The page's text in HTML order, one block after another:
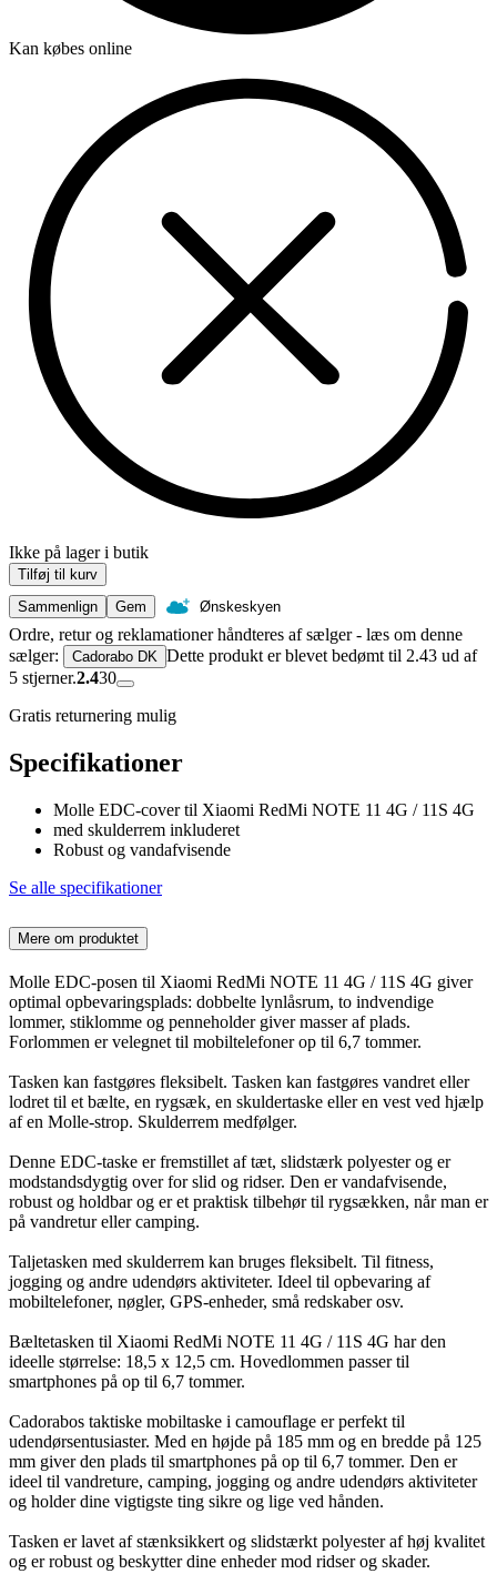
Kan købes online
Ikke på lager i butik
Tilføj til kurv
Sammenlign
Gem Ønskeskyen
Ordre, retur og reklamationer håndteres af sælger - læs om denne
sælger:
Cadorabo DK Dette produkt er blevet bedømt til 2.43 ud af
5 stjerner.2.430
Gratis returnering mulig
Specifikationer
Molle EDC-cover til Xiaomi RedMi NOTE 11 4G / 11S 4G
med skulderrem inkluderet
Robust og vandafvisende
Se alle specifikationer
Mere om produktet
Molle EDC-posen til Xiaomi RedMi NOTE 11 4G / 11S 4G giver
optimal opbevaringsplads: dobbelte lynlåsrum, to indvendige
lommer, stiklomme og penneholder giver masser af plads.
Forlommen er velegnet til mobiltelefoner op til 6,7 tommer.
Tasken kan fastgøres fleksibelt. Tasken kan fastgøres vandret eller
lodret til et bælte, en rygsæk, en skuldertaske eller en vest ved hjælp
af en Molle-strop. Skulderrem medfølger.
Denne EDC-taske er fremstillet af tæt, slidstærk polyester og er
modstandsdygtig over for slid og ridser. Den er vandafvisende,
robust og holdbar og er et praktisk tilbehør til rygsækken, når man er
på vandretur eller camping.
Taljetasken med skulderrem kan bruges fleksibelt. Til fitness,
jogging og andre udendørs aktiviteter. Ideel til opbevaring af
mobiltelefoner, nøgler, GPS-enheder, små redskaber osv.
Bæltetasken til Xiaomi RedMi NOTE 11 4G / 11S 4G har den
ideelle størrelse: 18,5 x 12,5 cm. Hovedlommen passer til
smartphones på op til 6,7 tommer.
Cadorabos taktiske mobiltaske i camouflage er perfekt til
udendørsentusiaster. Med en højde på 185 mm og en bredde på 125
mm giver den plads til smartphones på op til 6,7 tommer. Den er
ideel til vandreture, camping, jogging og andre udendørs aktiviteter
og holder dine vigtigste ting sikre og lige ved hånden.
Tasken er lavet af stænksikkert og slidstærkt polyester af høj kvalitet
og er robust og beskytter dine enheder mod ridser og skader.